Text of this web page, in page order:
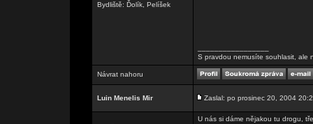
Bydliště: Ďolík, Pelíšek
S pravdou nemusíte souhlasit, ale
Návrat nahoru
Luin Menelis Mir Zaslal: po prosinec 20, 2004
U nás si dáme nějakou tu drogu,